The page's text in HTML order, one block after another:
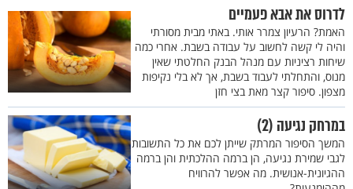
לדרוס את אבא פעמיים
האמת? הרעיון צמרר אותי. באתי מבית מסורתי
והיה לי קשה לחשוב על עבודה בשבת. אחרי כמה
שיחות רציניות עם מנהל הבנק החלטתי שאין
מנוס, והתחלתי לעבוד בשבת, אך לא בלי נקיפות
מצפון. סיפור קצר מאת בצי חזן
במרחק נגיעה (2)
המשך הסיפור המרתק שייתן לכם את כל התשובות
לגבי שמירת נגיעה, הן ברמה ההלכתית והן ברמה
ההגיונית-אנושית. מה אפשר להרוויח